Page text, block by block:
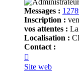
Messages :
Inscription :
vos attentes :
Localisation :
Contact :
Stouf
28
Site web